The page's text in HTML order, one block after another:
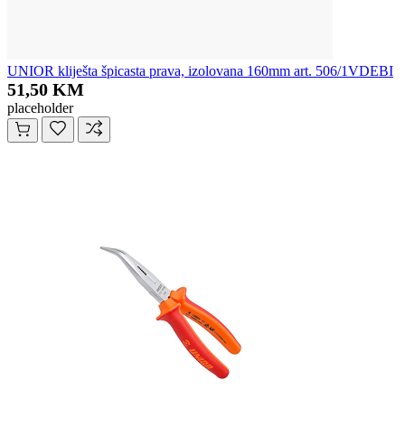
UNIOR kliješta špicasta prava, izolovana 160mm art. 506/1VDEBI
51,50 KM
placeholder